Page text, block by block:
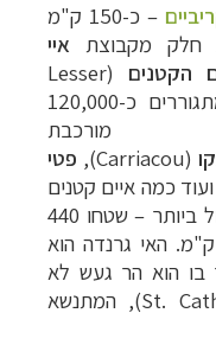
–
כ-150 ק"מ
חלק מקבוצת איי
הקטנים (
Lesser
מדינת גרנדה, בה מתגוררים כ-120,000
(Carriacou),
פטי
כמה איים קטנים
ביותר –
שטחו 440
האי גרנדה הוא
בו הוא הר געש לא
(St., המתנשא